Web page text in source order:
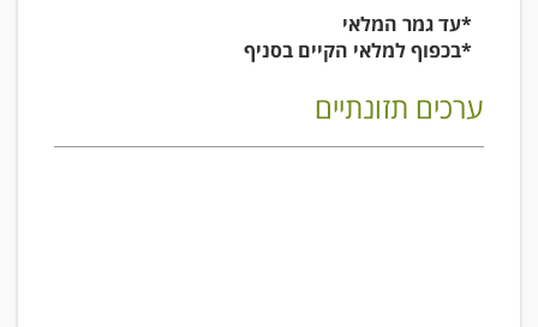
*עד גמר המלאי
*בכפוף למלאי הקיים בסניף
ערכים תזונתיים